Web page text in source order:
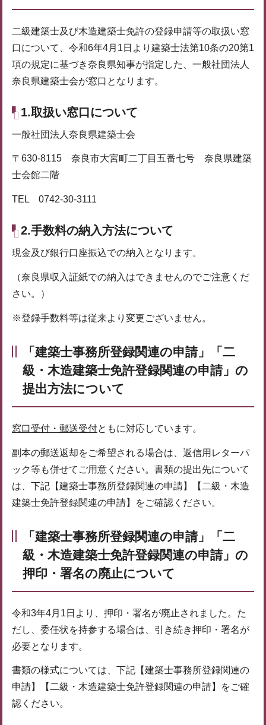
二級建築士及び木造建築士免許の登録申請等の取扱い窓
口について、令和6年4月1日より建築士法第10条の20第1
項の規定に基づき奈良県知事が指定した、一般社団法人
奈良県建築士会が窓口となります。
1.取扱い窓口について
一般社団法人奈良県建築士会
〒630-8115 奈良市大宮町二丁目五番七号 奈良県建築
士会館二階
TEL 0742-30-3111
2.手数料の納入方法について
現金及び銀行口座振込での納入となります。
（奈良県収入証紙での納入はできませんのでご注意くだ
さい。）
※登録手数料等は従来より変更ございません。
「建築士事務所登録関連の申請」「二
級・木造建築士免許登録関連の申請」の
提出方法について
窓口受付・郵送受付ともに対応しています。
副本の郵送返却をご希望される場合は、返信用レターパ
ック等も併せてご用意ください。書類の提出先について
は、下記【建築士事務所登録関連の申請】【二級・木造
建築士免許登録関連の申請】をご確認ください。
「建築士事務所登録関連の申請」「二
級・木造建築士免許登録関連の申請」の
押印・署名の廃止について
令和3年4月1日より、押印・署名が廃止されました。た
だし、委任状を持参する場合は、引き続き押印・署名が
必要となります。
書類の様式については、下記【建築士事務所登録関連の
申請】【二級・木造建築士免許登録関連の申請】をご確
認ください。